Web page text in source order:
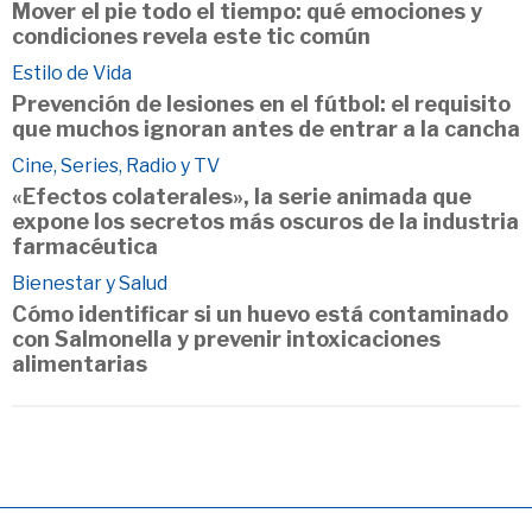
Mover el pie todo el tiempo: qué emociones y
condiciones revela este tic común
Estilo de Vida
Prevención de lesiones en el fútbol: el requisito
que muchos ignoran antes de entrar a la cancha
Cine, Series, Radio y TV
«Efectos colaterales», la serie animada que
expone los secretos más oscuros de la industria
farmacéutica
Bienestar y Salud
Cómo identificar si un huevo está contaminado
con Salmonella y prevenir intoxicaciones
alimentarias